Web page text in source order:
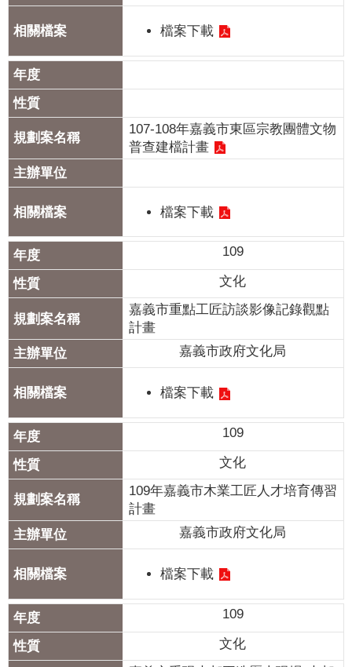
檔案下載
107-108年嘉義市東區宗教團體文物
普查建檔計畫
檔案下載
109
文化
嘉義市重點工匠訪談影像記錄觀點
計畫
嘉義市政府文化局
檔案下載
109
文化
109年嘉義市木業工匠人才培育傳習
計畫
嘉義市政府文化局
檔案下載
109
文化